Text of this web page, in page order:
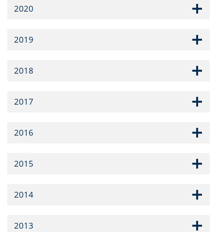
2020
2019
2018
2017
2016
2015
2014
2013